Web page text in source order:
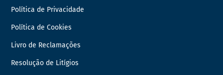
Política de Privacidade
Política de Cookies
Livro de Reclamações
Resolução de Litígios